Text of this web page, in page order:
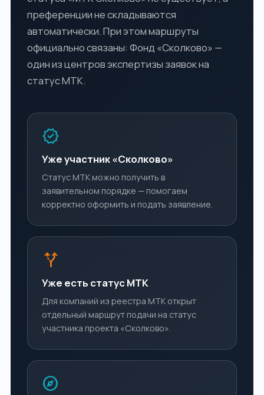
преференции не складываются
автоматически. При этом маршруты
официально связаны: Фонд «Сколково» —
один из центров экспертизы заявок на
статус МТК.
verified
Уже участник «Сколково»
Статус МТК можно получить в
заявительном порядке — помогаем
корректно оформить и подать заявление.
alt_route
Уже есть статус МТК
Для компаний из реестра МТК открыт
отдельный маршрут подачи на статус
участника проекта «Сколково».
explore